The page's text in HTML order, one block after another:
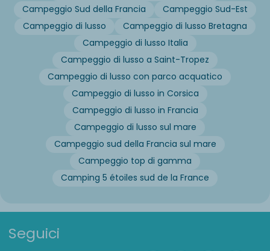
Campeggio Sud della Francia
Campeggio Sud-Est
Campeggio di lusso
Campeggio di lusso Bretagna
Campeggio di lusso Italia
Campeggio di lusso a Saint-Tropez
Campeggio di lusso con parco acquatico
Campeggio di lusso in Corsica
Campeggio di lusso in Francia
Campeggio di lusso sul mare
Campeggio sud della Francia sul mare
Campeggio top di gamma
Camping 5 étoiles sud de la France
Seguici